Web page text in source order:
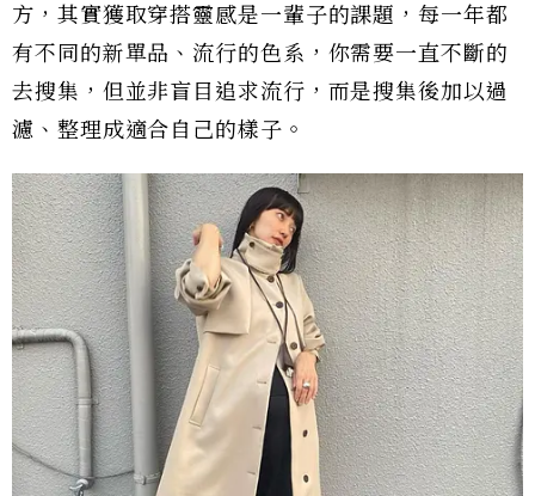
方，其實獲取穿搭靈感是一輩子的課題，每一年都
有不同的新單品、流行的色系，你需要一直不斷的
去搜集，但並非盲目追求流行，而是搜集後加以過
濾、整理成適合自己的樣子。